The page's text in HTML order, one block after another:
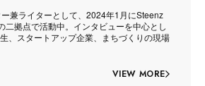
兼ライターとして、2024年1月にSteenz
二拠点で活動中。インタビューを中心とし
、スタートアップ企業、まちづくりの現場
VIEW MORE